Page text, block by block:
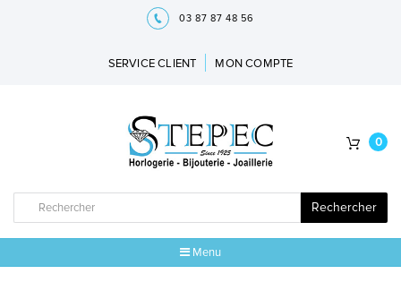
03 87 87 48 56
SERVICE CLIENT MON COMPTE
Rechercher
0
Menu